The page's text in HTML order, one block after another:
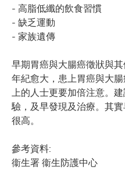
- 高脂低纖的飲食習慣
- 缺乏運動
- 家族遺傳
早期胃癌與大腸癌徵狀與其
年紀愈大，患上胃癌與大
上的人士更要加倍注意。
驗，及早發現及治療。其
很高。
參考資料:
衞生署 衞生防護中心